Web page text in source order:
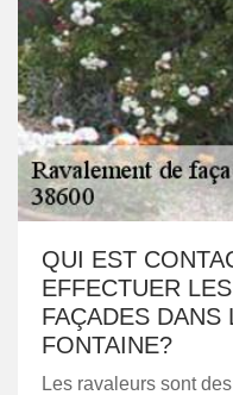
QUI EST
EFFECTUER
FAÇADES DANS
FONTAINE?
Les ravaleurs sont